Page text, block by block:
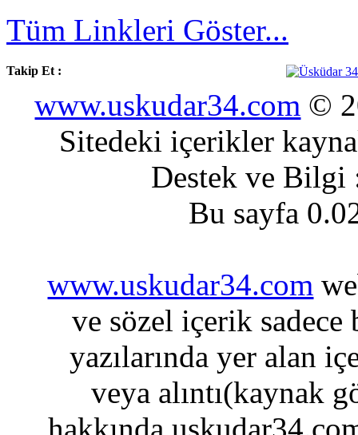
Tüm Linkleri Göster...
Takip Et :
www.uskudar34.com ©
Sitedeki içerikler
Destek ve
Bu sayfa
www.uskudar34.com
ve sözel içerik sadece
yazılarında yer alan
veya alıntı(kaynak